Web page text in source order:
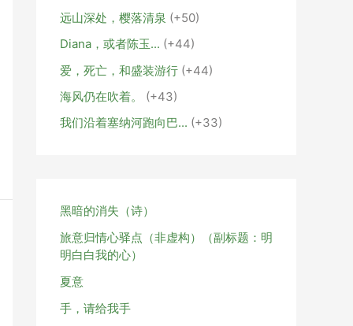
远山深处，樱落清泉
+50
Diana，或者陈玉... +44
爱，死亡，和盛装游行 +44
海风仍在吹着。
+43
我们沿着塞纳河跑向巴... +33
黑暗的消失（诗）
旅意归情心驿点（非虚构）（副标题：明
明白白我的心）
夏意
手，请给我手